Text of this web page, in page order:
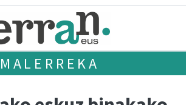
MALERREKA